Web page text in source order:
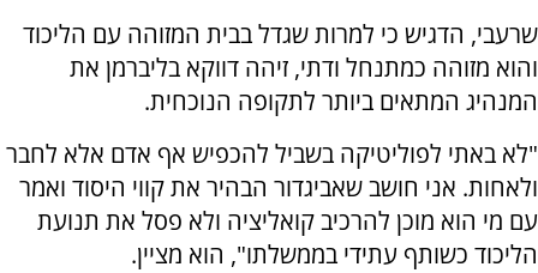
שרעבי, הדגיש כי למרות שגדל בבית המזוהה עם הליכוד
והוא מזוהה כמתנחל ודתי, זיהה דווקא בליברמן את
המנהיג המתאים ביותר לתקופה הנוכחית.
"לא באתי לפוליטיקה בשביל להכפיש אף אדם אלא לחבר
ולאחות. אני חושב שאביגדור הבהיר את קווי היסוד ואמר
עם מי הוא מוכן להרכיב קואליציה ולא פסל את תנועת
הליכוד כשותף עתידי בממשלתו", הוא מציין.